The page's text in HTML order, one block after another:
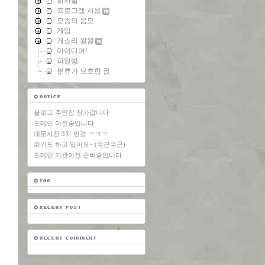
프로그램 사용
모종의 음모
게임
개소리 왈왈
아이디어!
파일방
분류가 모호한 글
블로그 주인장 장가갑니다
도메인 이전중입니다.
대문사진 3차 변경 ㅋㅋㅋ
위키도 하고 있어요~ (수근수근)
도메인 기관이전 준비중입니다